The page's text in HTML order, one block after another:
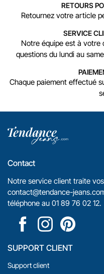
RETOURS
Retournez votre article
SERVICE
Notre équipe est à votre
questions du lundi au
Chaque paiement effectué
Contact
Notre service client traite
contact@tendance-
téléphone au 01 89 76 02 12.
SUPPORT CLIENT
Support client